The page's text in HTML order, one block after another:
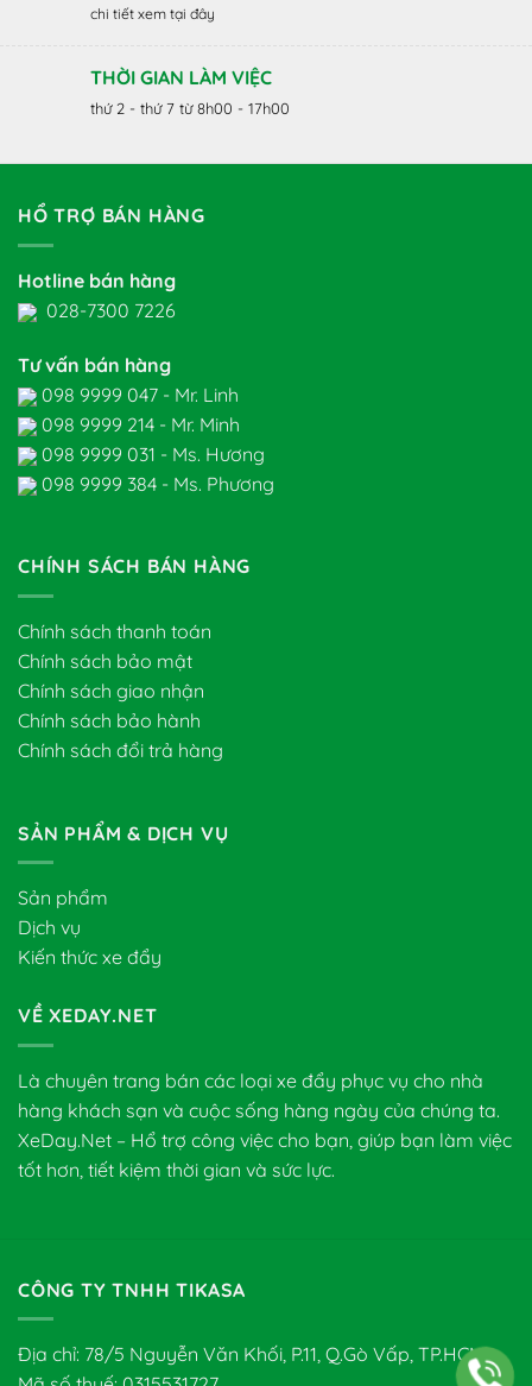
chi tiết xem tại đây
THỜI GIAN LÀM VIỆC
thứ 2 - thứ 7 từ 8h00 - 17h00
HỔ TRỢ BÁN HÀNG
Hotline bán hàng
028-7300 7226
Tư vấn bán hàng
098 9999 047 - Mr. Linh
098 9999 214 - Mr. Minh
098 9999 031 - Ms. Hương
098 9999 384 - Ms. Phương
CHÍNH SÁCH BÁN HÀNG
Chính sách thanh toán
Chính sách bảo mật
Chính sách giao nhận
Chính sách bảo hành
Chính sách đổi trả hàng
SẢN PHẨM & DỊCH VỤ
Sản phẩm
Dịch vụ
Kiến thức xe đẩy
VỀ XEDAY.NET
Là chuyên trang bán các loại xe đẩy phục vụ cho nhà
hàng khách sạn và cuộc sống hàng ngày của chúng ta.
XeDay.Net – Hổ trợ công việc cho bạn, giúp bạn làm việc
tốt hơn, tiết kiệm thời gian và sức lực.
CÔNG TY TNHH TIKASA
Địa chỉ: 78/5 Nguyễn Văn Khối, P.11, Q.Gò Vấp, TP.HCM